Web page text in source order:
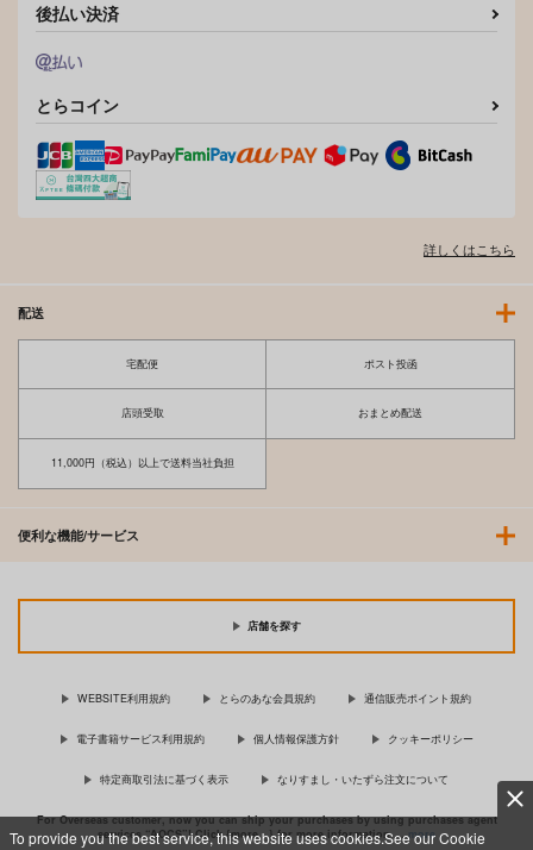
To provide you the best service, this website uses cookies.See our Cookie
後払い決済
とらコイン
詳しくはこちら
配送
宅配便 ポスト投函
店頭受取 おまとめ配送
11,000円（税込）以上で送料当社負担
便利な機能/サービス
店舗を探す
WEBSITE利用規約 とらのあな会員規約 通信販売ポイント規約
電子書籍サービス利用規約 個人情報保護方針 クッキーポリシー
特定商取引法に基づく表示 なりすまし・いたずら注文について
For Overseas customer, now you can ship your purchases by using purchases agent
services “AOCS”! Click {more…} for more information …more